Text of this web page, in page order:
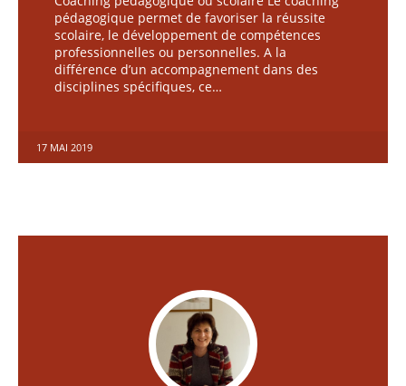
pédagogique permet de favoriser la réussite
scolaire, le développement de compétences
professionnelles ou personnelles. A la
différence d’un accompagnement dans des
disciplines spécifiques, ce…
17 MAI 2019